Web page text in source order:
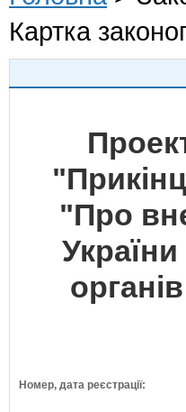
Картка
"Про
Номер, дата реєстрації: